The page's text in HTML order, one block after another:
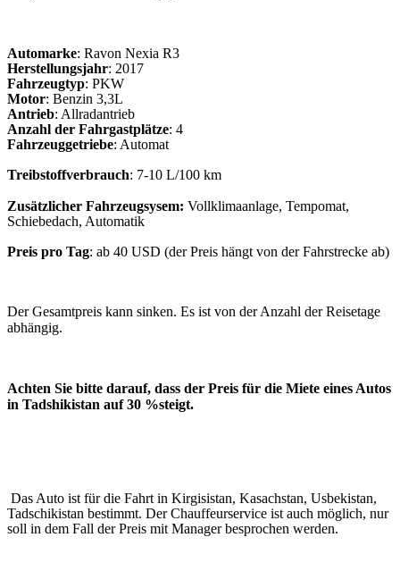
Automarke: Ravon Nexia R3
Herstellungsjahr: 2017
Fahrzeugtyp: PKW
Motor: Benzin 3,3L
Antrieb: Allradantrieb
Anzahl der Fahrgastplätze: 4
Fahrzeuggetriebe: Automat
Treibstoffverbrauch: 7-10 L/100 km
Zusätzlicher Fahrzeugsysem: Vollklimaanlage, Tempomat,
Schiebedach, Automatik
Preis pro Tag: ab 40 USD (der Preis hängt von der Fahrstrecke ab)
Der Gesamtpreis kann sinken. Es ist von der Anzahl der Reisetage
abhängig.
Achten Sie bitte darauf, dass der Preis für die Miete eines Autos
in Tadshikistan auf 30 %steigt.
Das Auto ist für die Fahrt in Kirgisistan, Kasachstan, Usbekistan,
Tadschikistan bestimmt. Der Chauffeurservice ist auch möglich, nur
soll in dem Fall der Preis mit Manager besprochen werden.